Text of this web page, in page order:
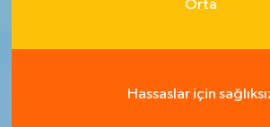
Orta
Hassaslar için